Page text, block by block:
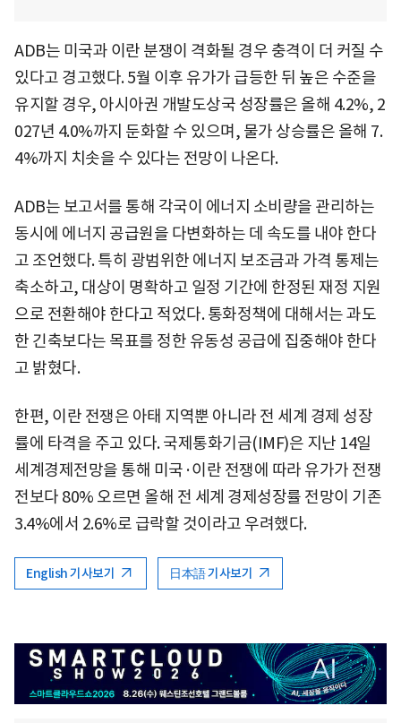
ADB는 미국과 이란 분쟁이 격화될 경우 충격이 더 커질 수
있다고 경고했다. 5월 이후 유가가 급등한 뒤 높은 수준을
유지할 경우, 아시아권 개발도상국 성장률은 올해 4.2%, 2
027년 4.0%까지 둔화할 수 있으며, 물가 상승률은 올해 7.
4%까지 치솟을 수 있다는 전망이 나온다.
ADB는 보고서를 통해 각국이 에너지 소비량을 관리하는
동시에 에너지 공급원을 다변화하는 데 속도를 내야 한다
고 조언했다. 특히 광범위한 에너지 보조금과 가격 통제는
축소하고, 대상이 명확하고 일정 기간에 한정된 재정 지원
으로 전환해야 한다고 적었다. 통화정책에 대해서는 과도
한 긴축보다는 목표를 정한 유동성 공급에 집중해야 한다
고 밝혔다.
한편, 이란 전쟁은 아태 지역뿐 아니라 전 세계 경제 성장
률에 타격을 주고 있다. 국제통화기금(IMF)은 지난 14일
세계경제전망을 통해 미국·이란 전쟁에 따라 유가가 전쟁
전보다 80% 오르면 올해 전 세계 경제성장률 전망이 기존
3.4%에서 2.6%로 급락할 것이라고 우려했다.
English 기사보기 日本語 기사보기